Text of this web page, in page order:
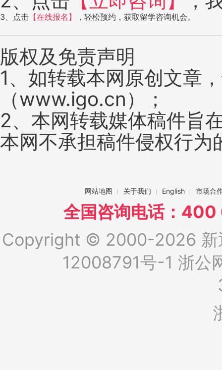
3、点击 【在线报名】 ，轻松预约，获取留学咨询机会。
版权及免责声明
1、如转载本网原创文章
（www.igo.cn）；
2、本网转载媒体稿件旨
本网不承担稿件侵权行为
网站地图 关于我们 English 市场合
全国咨询电话：
Copyright © 2000-2026 新
12008791号-1 浙公